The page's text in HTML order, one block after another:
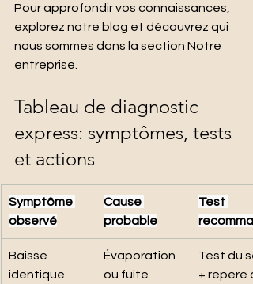
Pour approfondir vos connaissances,
explorez notre blog et découvrez qui
nous sommes dans la section Notre
entreprise
Tableau de diagnostic
express: symptômes, tests
et actions
Symptôme
observé
Cause
probable
Test
Baisse
identique
Évaporation
ou fuite
Test du
+ repère